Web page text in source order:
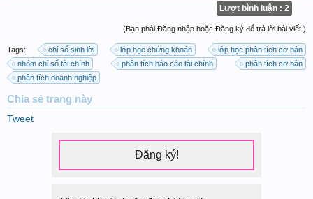
Lượt bình luận : 2
(Bạn phải Đăng nhập hoặc Đăng ký để trả lời bài viết.)
Tags: chỉ số sinh lời lớp học chứng khoán
lớp học phân tích cơ bản
nhóm chỉ số tài chính
phân tích báo cáo tài chính
phân tích cơ bản
phân tích doanh nghiệp
Chia sẻ trang này
Tweet
Đăng ký!